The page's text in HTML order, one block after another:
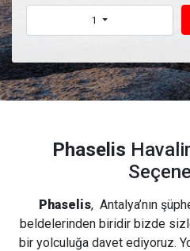
1
Phaselis
Phaselis, Antalya’nın
beldelerinden biridir bizde
bir yolculuğa davet ediyoruz.